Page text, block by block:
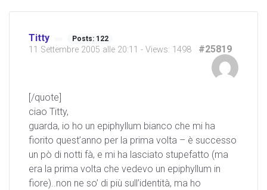
Titty Posts: 122
11 Settembre 2005 alle 20:11 - Views: 1498 #25819
[/quote]
ciao Titty,
guarda, io ho un epiphyllum bianco che mi ha
fiorito quest’anno per la prima volta – è successo
un pò di notti fà, e mi ha lasciato stupefatto (ma
era la prima volta che vedevo un epiphyllum in
fiore)..non ne so’ di più sull’identità, ma ho